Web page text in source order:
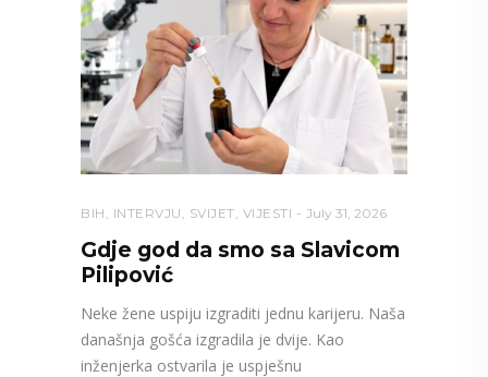
BIH , INTERVJU , SVIJET, VIJESTI July 31, 2026
Gdje god da smo sa Slavicom
Pilipović
Neke žene uspiju izgraditi jednu karijeru. Naša
današnja gošća izgradila je dvije. Kao
inženjerka ostvarila je uspješnu